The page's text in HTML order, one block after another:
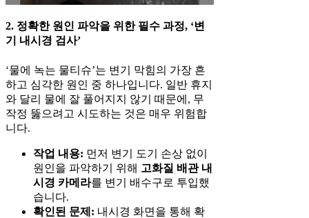
2. 정확한 원인 파악을 위한 필수 과정, ‘변
기 내시경 검사’
‘물에 녹는 물티슈’는 변기 막힘의 가장 흔
하고 심각한 원인 중 하나입니다. 일반 휴지
와 달리 물에 잘 풀어지지 않기 때문에, 무
작정 뚫으려고 시도하는 것은 매우 위험합
니다.
작업 내용: 먼저 변기 도기 손상 없이
원인을 파악하기 위해 고화질 배관 내
시경 카메라를 변기 배수구로 투입했
습니다.
확인된 문제: 내시경 화면을 통해 확